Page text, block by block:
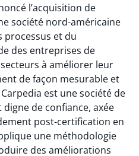
l’acquisition de
société nord-américaine
processus et du
des entreprises de
à améliorer leur
de façon mesurable et
est une société de
de confiance, axée
post-certification en
une méthodologie
des améliorations